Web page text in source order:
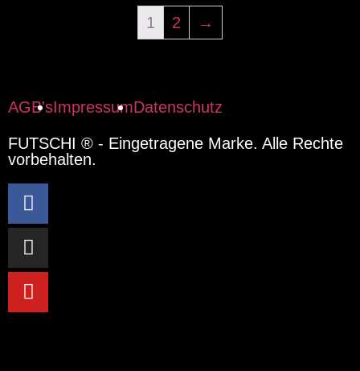
1 2 →
AGB'sImpressumDatenschutz
FUTSCHI ® - Eingetragene Marke. Alle Rechte
vorbehalten.